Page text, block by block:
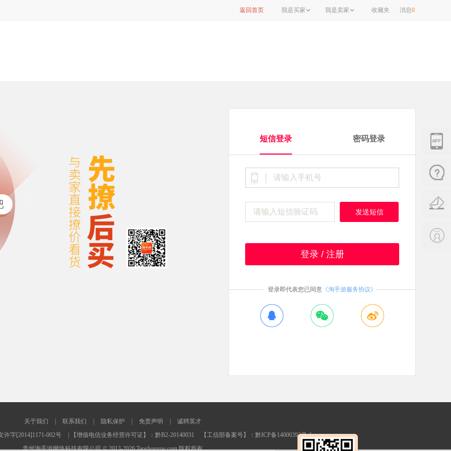
返回首页 我是买家 我是卖家 收藏夹 消息0
短信登录 密码登录
发送短信
登录 / 注册
登录即代表您已同意 《淘手游服务协议》
关于我们 联系我们 隐私保护 免责声明
诚聘英才
字[2014]1171-002号
| 【增值电信业务经营许可证】：黔B2-20140031
【工信部备案号】：黔ICP备14000393号-1
贵州淘手游网络科技有限公司 © 2013-2026 Taoshouyou.com 版权所有